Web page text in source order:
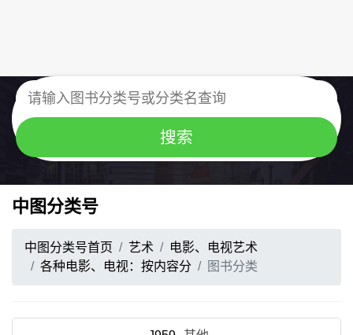
中图分类号
中图分类号首页 艺术
电影、电视艺术
各种电影、电视：按内容分
图书分类